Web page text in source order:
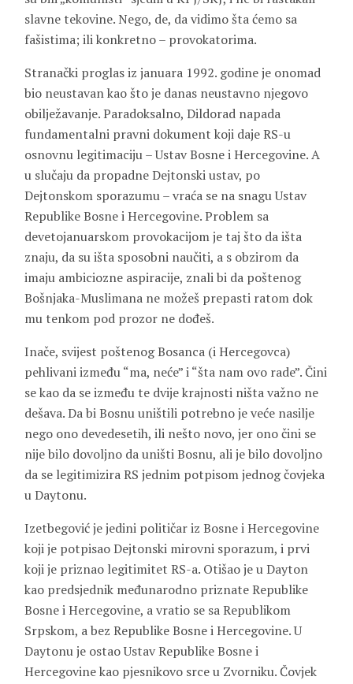
slavne tekovine. Nego, de, da vidimo šta ćemo sa
fašistima; ili konkretno – provokatorima.
Stranački proglas iz januara 1992. godine je onomad
bio neustavan kao što je danas neustavno njegovo
obilježavanje. Paradoksalno, Dildorad napada
fundamentalni pravni dokument koji daje RS-u
osnovnu legitimaciju – Ustav Bosne i Hercegovine. A
u slučaju da propadne Dejtonski ustav, po
Dejtonskom sporazumu – vraća se na snagu Ustav
Republike Bosne i Hercegovine. Problem sa
devetojanuarskom provokacijom je taj što da išta
znaju, da su išta sposobni naučiti, a s obzirom da
imaju ambiciozne aspiracije, znali bi da poštenog
Bošnjaka-Muslimana ne možeš prepasti ratom dok
mu tenkom pod prozor ne dođeš.
Inače, svijest poštenog Bosanca (i Hercegovca)
pehlivani između “ma, neće” i “šta nam ovo rade”. Čini
se kao da se između te dvije krajnosti ništa važno ne
dešava. Da bi Bosnu uništili potrebno je veće nasilje
nego ono devedesetih, ili nešto novo, jer ono čini se
nije bilo dovoljno da uništi Bosnu, ali je bilo dovoljno
da se legitimizira RS jednim potpisom jednog čovjeka
u Daytonu.
Izetbegović je jedini političar iz Bosne i Hercegovine
koji je potpisao Dejtonski mirovni sporazum, i prvi
koji je priznao legitimitet RS-a. Otišao je u Dayton
kao predsjednik međunarodno priznate Republike
Bosne i Hercegovine, a vratio se sa Republikom
Srpskom, a bez Republike Bosne i Hercegovine. U
Daytonu je ostao Ustav Republike Bosne i
Hercegovine kao pjesnikovo srce u Zvorniku. Čovjek